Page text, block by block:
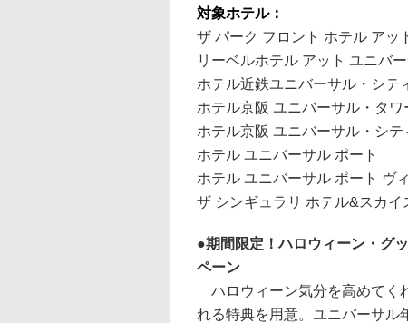
対象ホテル：
ザ パーク フロント ホテル アッ
リーベルホテル アット ユニバ
ホテル近鉄ユニバーサル・シテ
ホテル京阪 ユニバーサル・タワ
ホテル京阪 ユニバーサル・シテ
ホテル ユニバーサル ポート
ホテル ユニバーサル ポート ヴ
ザ シンギュラリ ホテル&スカ
期間限定！ハロウィーン・グ
ペーン
ハロウィーン気分を高めてく
れる特典を用意。ユニバーサル